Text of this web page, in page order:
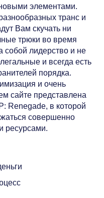
элементами.
транс и
Вам скучать ни
трюки во время
собой лидерство и не
и всегда есть
порядка.
и очень
сайте представлена
Renegade, в которой
совершенно
ресурсами.